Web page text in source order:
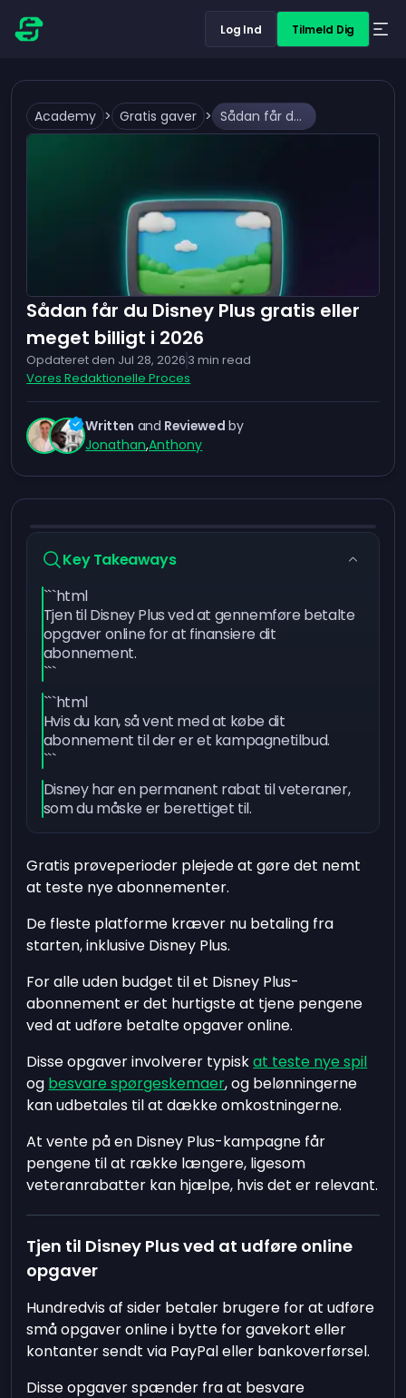
Log Ind Tilmeld Dig
Academy > Gratis gaver > Sådan får du Disney Plus gratis eller meget billigt i 2026
Sådan får du Disney Plus gratis eller
meget billigt i 2026
Opdateret den Jul 28, 2026 3 min read
Vores Redaktionelle Proces
Written and Reviewed by
Jonathan,Anthony
Key Takeaways
```html
Tjen til Disney Plus ved at gennemføre betalte
opgaver online for at finansiere dit
abonnement.
```
```html
Hvis du kan, så vent med at købe dit
abonnement til der er et kampagnetilbud.
```
Disney har en permanent rabat til veteraner,
som du måske er berettiget til.
Gratis prøveperioder plejede at gøre det nemt
at teste nye abonnementer.
De fleste platforme kræver nu betaling fra
starten, inklusive Disney Plus.
For alle uden budget til et Disney Plus-
abonnement er det hurtigste at tjene pengene
ved at udføre betalte opgaver online.
Disse opgaver involverer typiskat teste nye spil
og besvare spørgeskemaer, og belønningerne
kan udbetales til at dække omkostningerne.
At vente på en Disney Plus-kampagne får
pengene til at række længere, ligesom
veteranrabatter kan hjælpe, hvis det er relevant.
Tjen til Disney Plus ved at udføre online
opgaver
Hundredvis af sider betaler brugere for at udføre
små opgaver online i bytte for gavekort eller
kontanter sendt via PayPal eller bankoverførsel.
Disse opgaver spænder fra at besvare